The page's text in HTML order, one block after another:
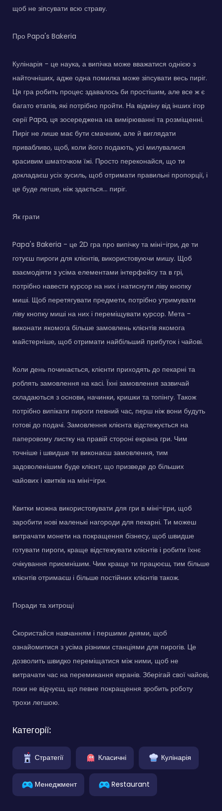
щоб не зіпсувати всю страву.
Про Papa's Bakeria
Кулінарія - це наука, а випічка може вважатися однією з
найточніших, адже одна помилка може зіпсувати весь пиріг.
Ця гра робить процес здавалось би простішим, але все ж є
багато етапів, які потрібно пройти. На відміну від інших ігор
серії Papa, ця зосереджена на вимірюванні та розміщенні.
Пиріг не лише має бути смачним, але й виглядати
привабливо, щоб, коли його подають, усі милувалися
красивим шматочком їжі. Просто переконайся, що ти
докладаєш усіх зусиль, щоб отримати правильні пропорції, і
це буде легше, ніж здається... пиріг.
Як грати
Papa's Bakeria - це 2D гра про випічку та міні-ігри, де ти
готуєш пироги для клієнтів, використовуючи мишу. Щоб
взаємодіяти з усіма елементами інтерфейсу та в грі,
потрібно навести курсор на них і натиснути ліву кнопку
миші. Щоб перетягувати предмети, потрібно утримувати
ліву кнопку миші на них і переміщувати курсор. Мета -
виконати якомога більше замовлень клієнтів якомога
майстерніше, щоб отримати найбільший прибуток і чайові.
Коли день починається, клієнти приходять до пекарні та
роблять замовлення на касі. Їхні замовлення зазвичай
складаються з основи, начинки, кришки та топінгу. Також
потрібно випікати пироги певний час, перш ніж вони будуть
готові до подачі. Замовлення клієнта відстежується на
паперовому листку на правій стороні екрана гри. Чим
точніше і швидше ти виконаєш замовлення, тим
задоволенішим буде клієнт, що призведе до більших
чайових і квитків на міні-ігри.
Квитки можна використовувати для гри в міні-ігри, щоб
заробити нові маленькі нагороди для пекарні. Ти можеш
витрачати монети на покращення бізнесу, щоб швидше
готувати пироги, краще відстежувати клієнтів і робити їхнє
очікування приємнішим. Чим краще ти працюєш, тим більше
клієнтів отримаєш і більше постійних клієнтів також.
Поради та хитрощі
Скористайся навчанням і першими днями, щоб
ознайомитися з усіма різними станціями для пирогів. Це
дозволить швидко переміщатися між ними, щоб не
витрачати час на перемикання екранів. Зберігай свої чайові,
поки не відчуєш, що певне покращення зробить роботу
трохи легшою.
Категорії:
Стратегії Класичні Кулінарія
Менеджмент Restaurant